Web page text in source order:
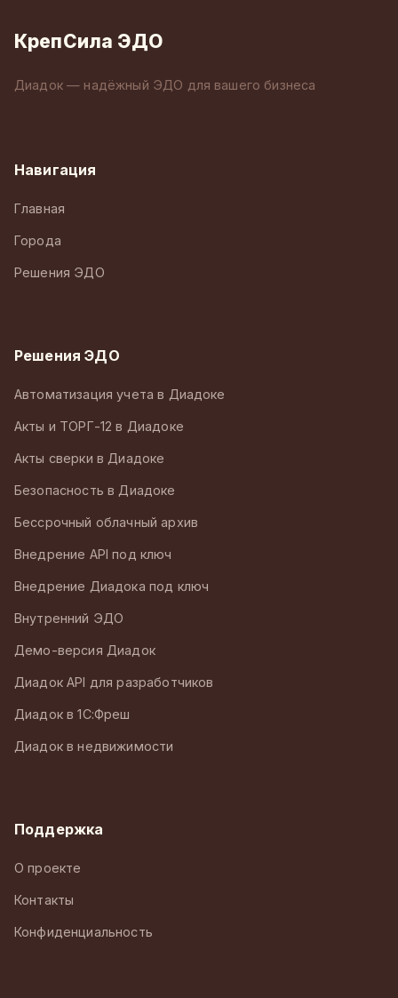
КрепСила ЭДО
Диадок — надёжный ЭДО для вашего бизнеса
Навигация
Главная
Города
Решения ЭДО
Решения ЭДО
Автоматизация учета в Диадоке
Акты и ТОРГ-12 в Диадоке
Акты сверки в Диадоке
Безопасность в Диадоке
Бессрочный облачный архив
Внедрение API под ключ
Внедрение Диадока под ключ
Внутренний ЭДО
Демо-версия Диадок
Диадок API для разработчиков
Диадок в 1С:Фреш
Диадок в недвижимости
Поддержка
О проекте
Контакты
Конфиденциальность